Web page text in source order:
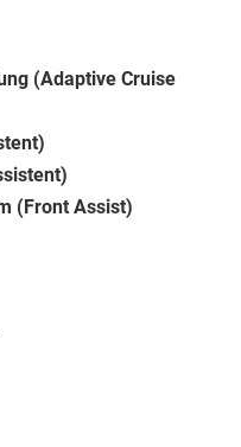
(Adaptive Cruise
(Front Assist)